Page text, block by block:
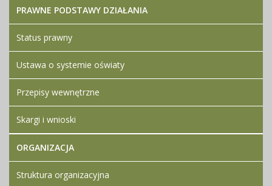
PRAWNE PODSTAWY DZIAŁANIA
Status prawny
Ustawa o systemie oświaty
Przepisy wewnętrzne
Skargi i wnioski
ORGANIZACJA
Struktura organizacyjna